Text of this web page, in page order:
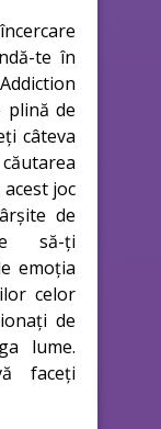
te în
plină de
câteva
joc
de
te să-ți
emoția
celor
de
lume.
faceți